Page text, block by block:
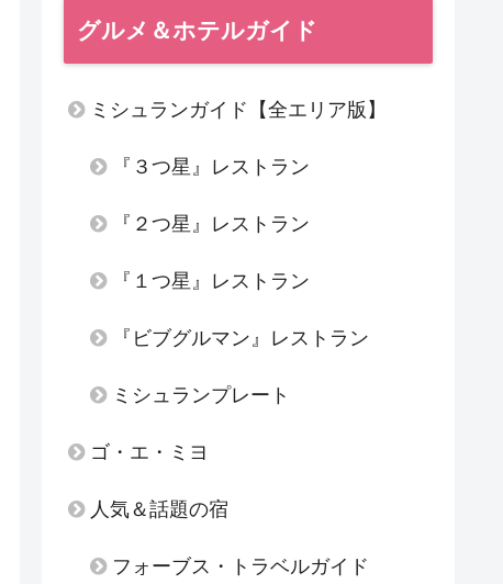
グルメ＆ホテルガイド
ミシュランガイド【全エリア版】
『３つ星』レストラン
『２つ星』レストラン
『１つ星』レストラン
『ビブグルマン』レストラン
ミシュランプレート
ゴ・エ・ミヨ
人気＆話題の宿
フォーブス・トラベルガイド